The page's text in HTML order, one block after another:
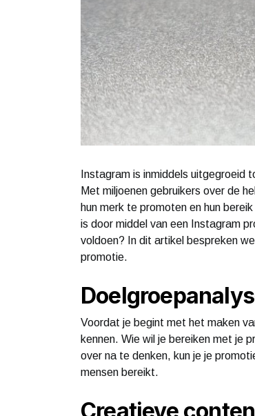
Instagram is inmiddels uitgegroeid
Met miljoenen gebruikers over de
hun merk te promoten en hun
is door middel van een Instagram
voldoen? In dit artikel bespreken
promotie.
Voordat je begint met het maken
kennen. Wie wil je bereiken met je
over na te denken, kun je je
mensen bereikt.
Creatieve